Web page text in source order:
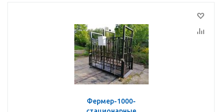
Фермер-1000-